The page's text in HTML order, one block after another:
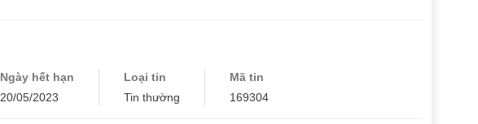
Ngày hết hạn
20/05/2023
Loại tin
Tin thường
Mã tin
169304